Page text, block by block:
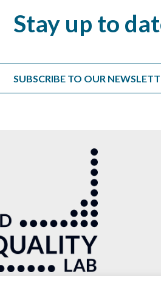
Stay up to
SUBSCRIBE TO OUR